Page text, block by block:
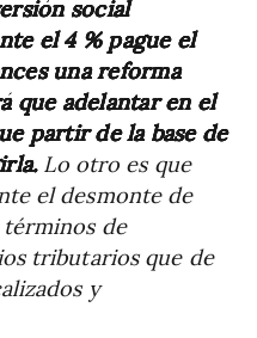
social
el 4 % pague el
una reforma
que adelantar en el
partir de la base de
Lo otro es que
el desmonte de
de
tributarios que de
y